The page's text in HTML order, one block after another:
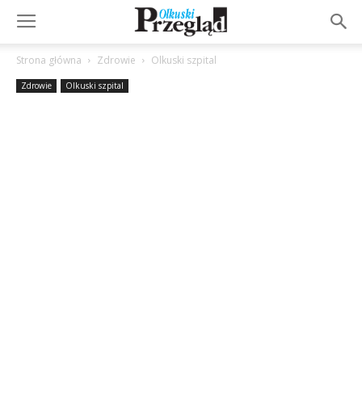
Strona główna Zdrowie Olkuski szpital
Zdrowie Olkuski szpital